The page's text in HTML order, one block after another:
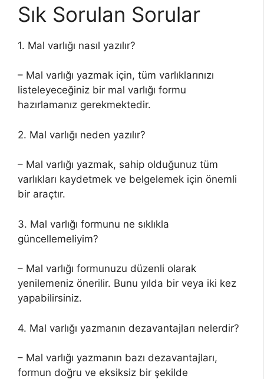
Sık Sorulan Sorular
1. Mal varlığı nasıl yazılır?
– Mal varlığı yazmak için, tüm varlıklarınızı
listeleyeceğiniz bir mal varlığı formu
hazırlamanız gerekmektedir.
2. Mal varlığı neden yazılır?
– Mal varlığı yazmak, sahip olduğunuz tüm
varlıkları kaydetmek ve belgelemek için önemli
bir araçtır.
3. Mal varlığı formunu ne sıklıkla
güncellemeliyim?
– Mal varlığı formunuzu düzenli olarak
yenilemeniz önerilir. Bunu yılda bir veya iki kez
yapabilirsiniz.
4. Mal varlığı yazmanın dezavantajları nelerdir?
– Mal varlığı yazmanın bazı dezavantajları,
formun doğru ve eksiksiz bir şekilde